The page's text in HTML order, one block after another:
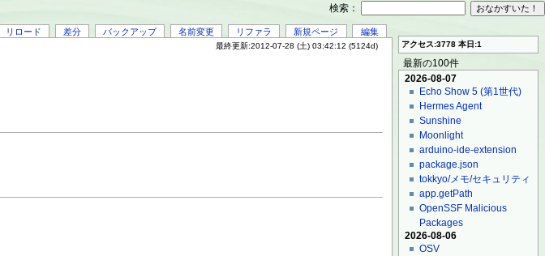
リロード 差分 バックアップ 名前変更 リファラ 新規ページ 編集
最終更新:2012-07-28 (土) 03:42:12 (5124d) アクセス:3778 本日:1
最新の100件
2026-08-07
Echo Show 5 (第1世代)
Hermes Agent
Sunshine
Moonlight
arduino-ide-extension
package.json
tokkyo/メモ/セキュリティ
app.getPath
OpenSSF Malicious
Packages
2026-08-06
OSV
検索：